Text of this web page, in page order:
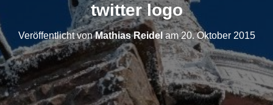
twitter logo
Veröffentlicht vonMathias Reidelam20. Oktober 2015